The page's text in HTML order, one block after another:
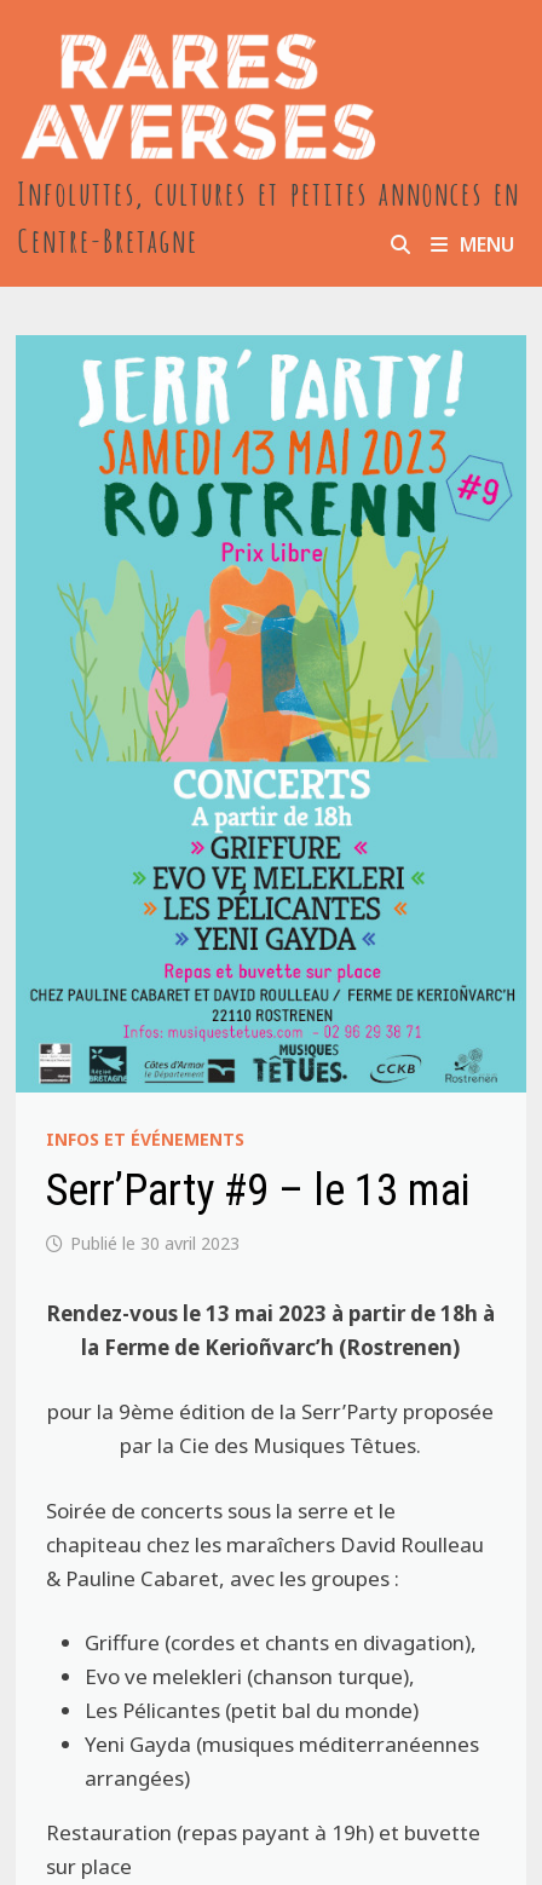
contenu
Infoluttes, cultures et petites annonces en
Centre-Bretagne
MENU
INFOS ET ÉVÉNEMENTS
Serr’Party #9 – le 13 mai
30 avril 2023
Rendez-vous le 13 mai 2023 à partir de 18h à
la Ferme de Kerioñvarc’h (Rostrenen)
pour la 9ème édition de la Serr’Party proposée
par la Cie des Musiques Têtues.
Soirée de concerts sous la serre et le
chapiteau chez les maraîchers David Roulleau
& Pauline Cabaret, avec les groupes :
Griffure (cordes et chants en divagation),
Evo ve melekleri (chanson turque),
Les Pélicantes (petit bal du monde)
Yeni Gayda (musiques méditerranéennes
arrangées)
Restauration (repas payant à 19h) et buvette
sur place